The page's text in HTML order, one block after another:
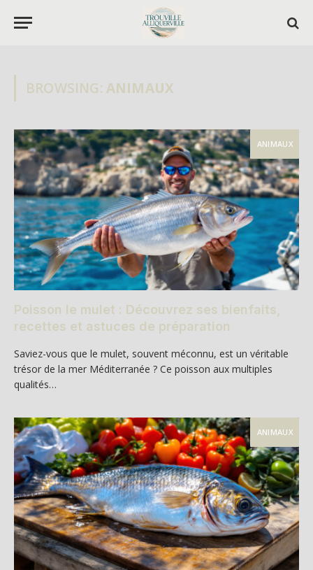
BROWSING: ANIMAUX
ANIMAUX
Poisson le mulet : Découvrez ses bienfaits,
recettes et astuces de préparation
Saviez-vous que le mulet, souvent méconnu, est un véritable
trésor de la mer Méditerranée ? Ce poisson aux multiples
qualités…
ANIMAUX